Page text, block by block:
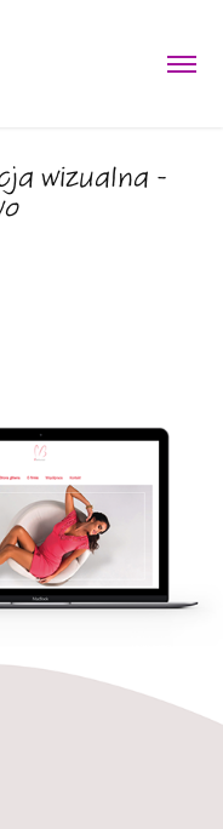
wizualna -